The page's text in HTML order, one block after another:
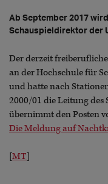
Ab September 2017
Schauspieldirektor der
Der derzeit
an der Hochschule für
und hatte nach
2000/01 die Leitung des
übernimmt den Posten
Die Meldung auf
[MT]